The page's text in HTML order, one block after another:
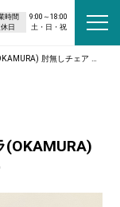
時間
9:00～18:00
日
土・日・祝
肘無しチェア カロッツァ ブルー
(OKAMURA)